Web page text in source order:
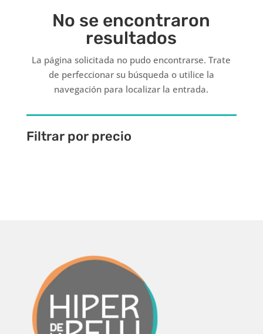
No se encontraron
resultados
La página solicitada no pudo encontrarse. Trate
de perfeccionar su búsqueda o utilice la
navegación para localizar la entrada.
Filtrar por precio